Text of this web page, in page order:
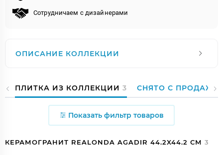
Сотрудничаем с дизайнерами
ОПИСАНИЕ КОЛЛЕКЦИИ
ПЛИТКА ИЗ КОЛЛЕКЦИИ 3 СНЯТО С ПРОДАЖИ
Показать фильтр товаров
КЕРАМОГРАНИТ REALONDA AGADIR 44.2X44.2 СМ 3